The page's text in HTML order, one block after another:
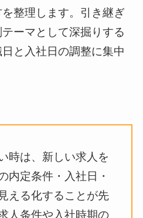
整理します。引き継ぎ
ーマとして深掘りする
と入社日の調整に集中
時は、新しい求人を
内定条件・入社日・
える化することが先
人条件や入社時期の